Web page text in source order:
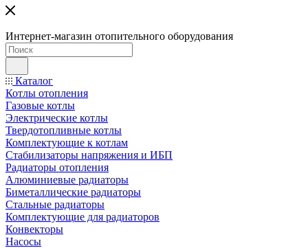
Интернет-магазин отопительного оборудования
Каталог
Котлы отопления
Газовые котлы
Электрические котлы
Твердотопливные котлы
Комплектующие к котлам
Стабилизаторы напряжения и ИБП
Радиаторы отопления
Алюминиевые радиаторы
Биметаллические радиаторы
Стальные радиаторы
Комплектующие для радиаторов
Конвекторы
Насосы